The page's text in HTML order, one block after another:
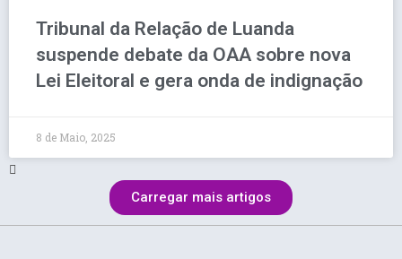
Tribunal da Relação de Luanda
suspende debate da OAA sobre nova
Lei Eleitoral e gera onda de indignação
8 de Maio, 2025
Carregar mais artigos